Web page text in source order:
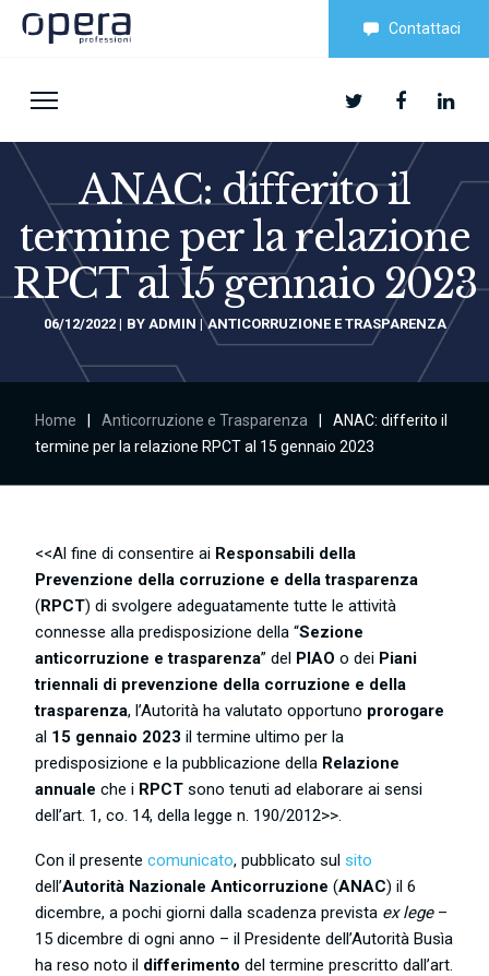
Contattaci
ANAC: differito il
termine per la relazione
RPCT al 15 gennaio 2023
06/12/2022 BY ADMIN ANTICORRUZIONE E TRASPARENZA
Home Anticorruzione e Trasparenza
ANAC: differito il
termine per la relazione RPCT al 15 gennaio 2023
<<Al fine di consentire ai Responsabili della
Prevenzione della corruzione e della trasparenza
(RPCT) di svolgere adeguatamente tutte le attività
connesse alla predisposizione della “Sezione
anticorruzione e trasparenza” del PIAO o dei Piani
triennali di prevenzione della corruzione e della
trasparenza, l’Autorità ha valutato opportuno prorogare
al 15 gennaio 2023 il termine ultimo per la
predisposizione e la pubblicazione della Relazione
annuale che i RPCT sono tenuti ad elaborare ai sensi
dell’art. 1, co. 14, della legge n. 190/2012>>.
Con il presentecomunicato, pubblicato sulsito
dell’Autorità Nazionale Anticorruzione (ANAC) il 6
dicembre, a pochi giorni dalla scadenza prevista ex lege–
15 dicembre di ogni anno – il Presidente dell’Autorità Busìa
ha reso noto il differimento del termine prescritto dall’art.